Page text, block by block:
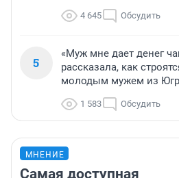
4 645 Обсудить
5
«Муж мне дает денег
рассказала, как
молодым мужем из
1 583 Обсудить
МНЕНИЕ
Самая доступная